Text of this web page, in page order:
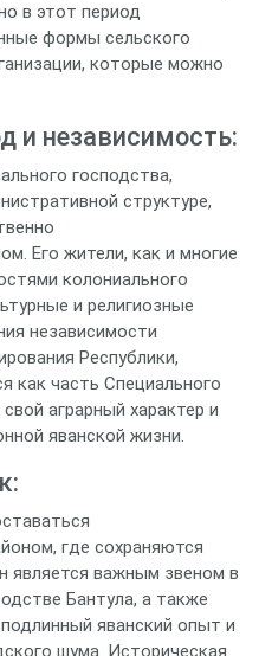
в этот период
формы сельского
которые можно
и независимость:
господства,
структуре,
Его жители, как и многие
колониального
и религиозные
независимости
Республики,
как часть Специального
аграрный характер и
яванской жизни.
где сохраняются
является важным звеном в
Бантула, а также
яванский опыт и
шума. Историческая